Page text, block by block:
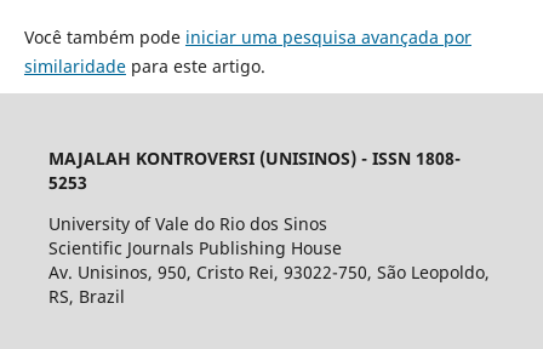
Você também pode iniciar uma pesquisa avançada por
similaridadepara este artigo.
MAJALAH KONTROVERSI (UNISINOS) - ISSN 1808-
5253
University of Vale do Rio dos Sinos
Scientific Journals Publishing House
Av. Unisinos, 950, Cristo Rei, 93022-750, São Leopoldo,
RS, Brazil